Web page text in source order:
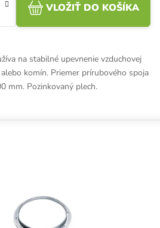
VLOŽIŤ DO KOŠÍKA
na stabilné upevnenie vzduchovej
komín. Priemer prírubového spoja
mm. Pozinkovaný plech.